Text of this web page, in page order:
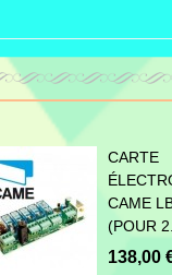
à vis sans fin à usages
230 Volts avec
ATI (A3000A)
(ZA3N)
(AF43S)
2 fonctions (TOP-
de sécurité (DIR10)
CARTE
CAME
(POUR
138,00